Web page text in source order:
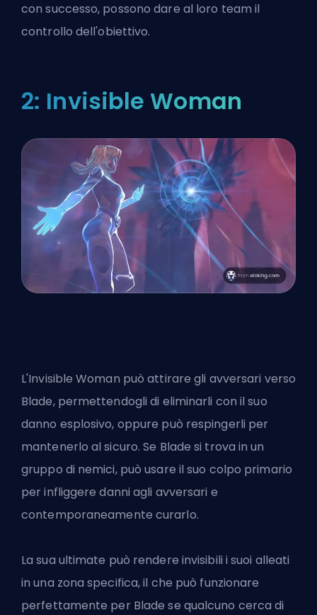
con successo, possono dare al loro team il
controllo dell'obiettivo.
2: Invisible Woman
L'Invisible Woman può attirare gli avversari verso
Blade, permettendogli di eliminarli con il suo
danno esplosivo, oppure può respingerli per
mantenerlo al sicuro. Se Blade si trova in un
gruppo di nemici, può usare il suo colpo primario
per infliggere danni agli avversari e
contemporaneamente curarlo.
La sua ultimate può rendere invisibili i suoi alleati
in una zona specifica, il che può funzionare
perfettamente per Blade se qualcuno cerca di